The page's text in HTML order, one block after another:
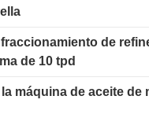
fraccionamiento de
de 10 tpd
máquina de aceite de